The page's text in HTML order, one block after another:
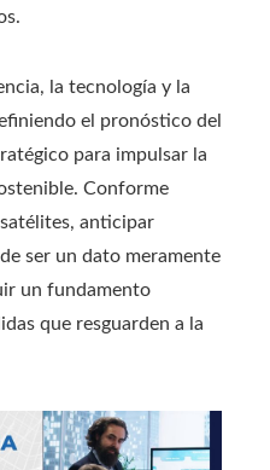
la tecnología y la
el pronóstico del
para impulsar la
Conforme
anticipar
ser un dato meramente
un fundamento
que resguarden a la